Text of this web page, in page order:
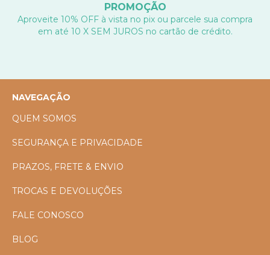
PROMOÇÃO
Aproveite 10% OFF à vista no pix ou parcele sua compra
em até 10 X SEM JUROS no cartão de crédito.
NAVEGAÇÃO
QUEM SOMOS
SEGURANÇA E PRIVACIDADE
PRAZOS, FRETE & ENVIO
TROCAS E DEVOLUÇÕES
FALE CONOSCO
BLOG